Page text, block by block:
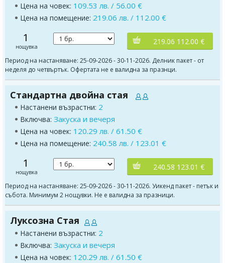
Цена на човек: 109.53 лв. / 56.00 €
Цена на помещение: 219.06 лв. / 112.00 €
1
нощувка
219.06 112.00 €
Период на настаняване: 25-09-2026 - 30-11-2026. Делник пакет - от
неделя до четвъртък. Офертата не е валидна за празнци.
Стандартна двойна стая
Настанени възрастни: 2
Включва: Закуска и вечеря
Цена на човек: 120.29 лв. / 61.50 €
Цена на помещение: 240.58 лв. / 123.01 €
1
нощувка
240.58 123.01 €
Период на настаняване: 25-09-2026 - 30-11-2026. Уикенд пакет - петък и
събота. Минимум 2 нощувки. Не е валидна за празници.
Луксозна Стая
Настанени възрастни: 2
Включва: Закуска и вечеря
Цена на човек: 120.29 лв. / 61.50 €